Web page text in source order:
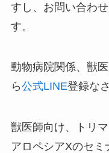
すし、お問い合わ
す。
動物病院関係、獣
ら公式LINE登録な
獣医師向け、トリ
アロペシアXのセミ